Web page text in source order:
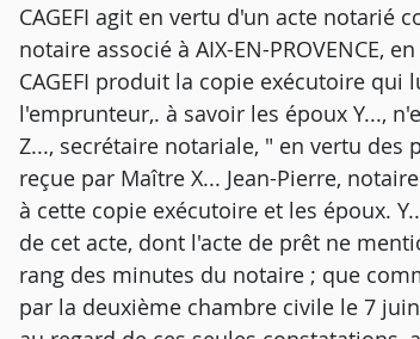
CAGEFI agit en vertu d'un acte notarié
notaire associé à AIX-EN-PROVENCE,
CAGEFI produit la copie exécutoire
l'emprunteur,. à savoir les époux Y...,
Z..., secrétaire notariale, " en vertu
reçue par Maître X... Jean-Pierre,
à cette copie exécutoire et les époux.
de cet acte, dont l'acte de prêt ne
rang des minutes du notaire ; que
par la deuxième chambre civile le 7